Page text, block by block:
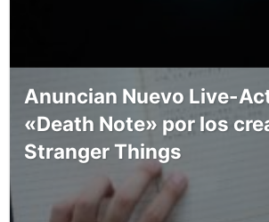
Anuncian Nuevo Live-
«Death Note» por los
Stranger Things